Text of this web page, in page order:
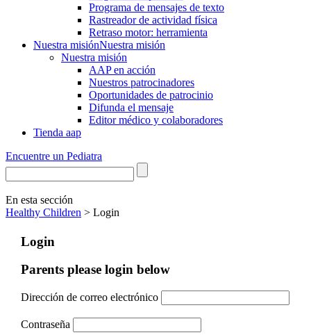
Programa de mensajes de texto
Rastre​​ador de activida​d física
Retraso motor: herramienta
Nuestra misiónNuestra misión
Nuestra misión
AAP en acción
Nuestros patrocinadores
Oportunidades de patrocinio
Difunda el mensaje
Editor médico y colaboradores
Tienda aap
Encuentre un Pediatra
En esta sección
Healthy Children > Login
Login
Parents please login below
Dirección de correo electrónico
Contraseña